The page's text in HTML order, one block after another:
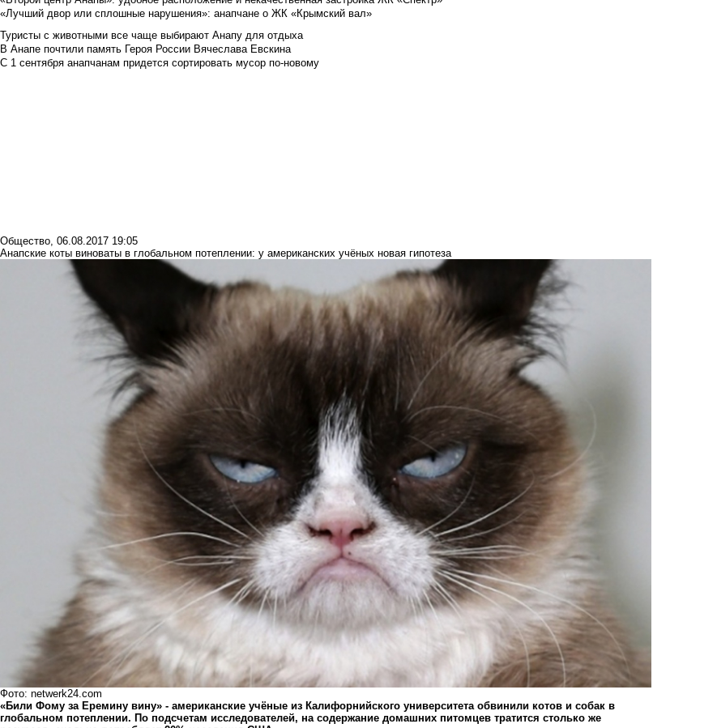
«Лучший двор или сплошные нарушения»: анапчане о ЖК «Крымский вал»
Туристы с животными все чаще выбирают Анапу для отдыха
В Анапе почтили память Героя России Вячеслава Евскина
С 1 сентября анапчанам придется сортировать мусор по-новому
Общество, 06.08.2017 19:05
Анапские коты виноваты в глобальном потеплении: у американских учёных новая гипотеза
Фото: netwerk24.com
«Били Фому за Еремину вину» - американские учёные из Калифорнийского университета обвинили котов и собак в
глобальном потеплении. По подсчетам исследователей, на содержание домашних питомцев тратится столько же